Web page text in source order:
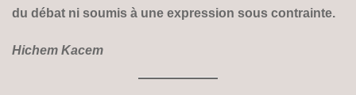
du débat ni soumis à une expression sous contrainte.
Hichem Kacem